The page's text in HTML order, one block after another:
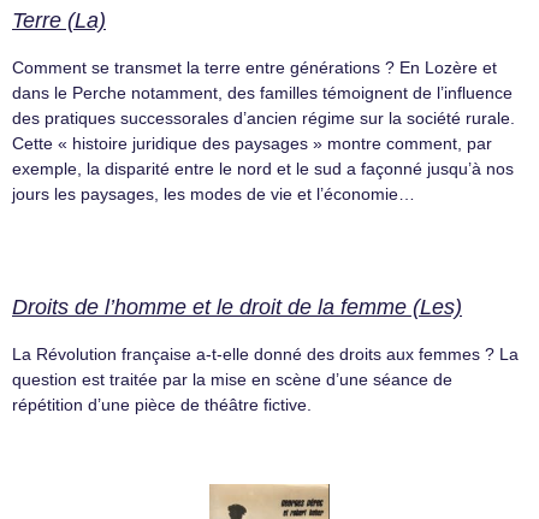
Terre (La)
Comment se transmet la terre entre générations ? En Lozère et
dans le Perche notamment, des familles témoignent de l’influence
des pratiques successorales d’ancien régime sur la société rurale.
Cette « histoire juridique des paysages » montre comment, par
exemple, la disparité entre le nord et le sud a façonné jusqu’à nos
jours les paysages, les modes de vie et l’économie…
Droits de l’homme et le droit de la femme (Les)
La Révolution française a-t-elle donné des droits aux femmes ? La
question est traitée par la mise en scène d’une séance de
répétition d’une pièce de théâtre fictive.